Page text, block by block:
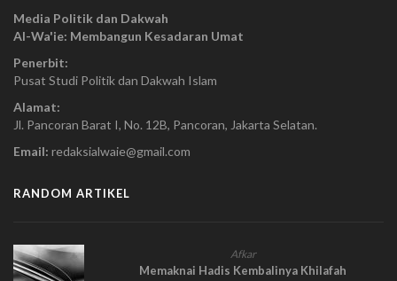
Media Politik dan Dakwah
Al-Wa'ie: Membangun Kesadaran Umat
Penerbit:
Pusat Studi Politik dan Dakwah Islam
Alamat:
Jl. Pancoran Barat I, No. 12B, Pancoran, Jakarta Selatan.
Email: redaksialwaie@gmail.com
RANDOM ARTIKEL
Afkar
Memaknai Hadis Kembalinya Khilafah